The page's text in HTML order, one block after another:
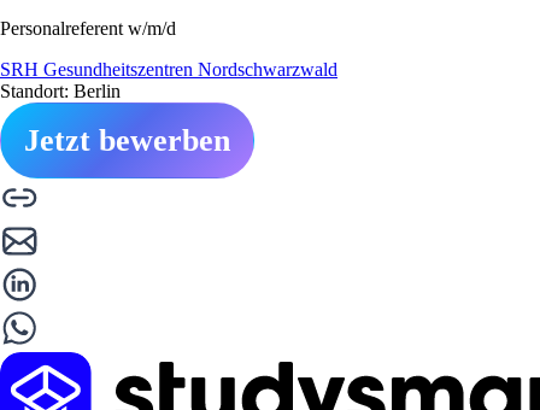
Personalreferent w/m/d
SRH Gesundheitszentren Nordschwarzwald
Standort: Berlin
Jetzt bewerben